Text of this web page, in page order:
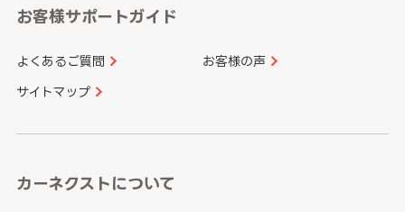
愛知県
和歌山県
山口県
香川県 愛媛県
長崎県
大分県 宮崎県
お客様サポートガイド
よくあるご質問 お客様の声
サイトマップ
カーネクストについて